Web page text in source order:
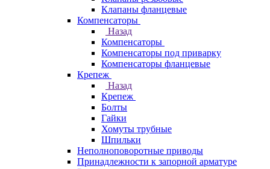
Клапаны фланцевые
Компенсаторы
Назад
Компенсаторы
Компенсаторы под приварку
Компенсаторы фланцевые
Крепеж
Назад
Крепеж
Болты
Гайки
Хомуты трубные
Шпильки
Неполноповоротные приводы
Принадлежности к запорной арматуре